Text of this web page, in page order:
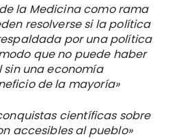
la Medicina como rama
resolverse si la política
por una política
que no puede haber
una economía
de la mayoría»
científicas sobre
accesibles al pueblo»